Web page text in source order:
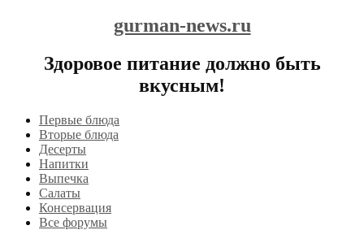
gurman-news.ru
Здоровое питание должно быть
вкусным!
Первые блюда
Вторые блюда
Десерты
Напитки
Выпечка
Салаты
Консервация
Все форумы